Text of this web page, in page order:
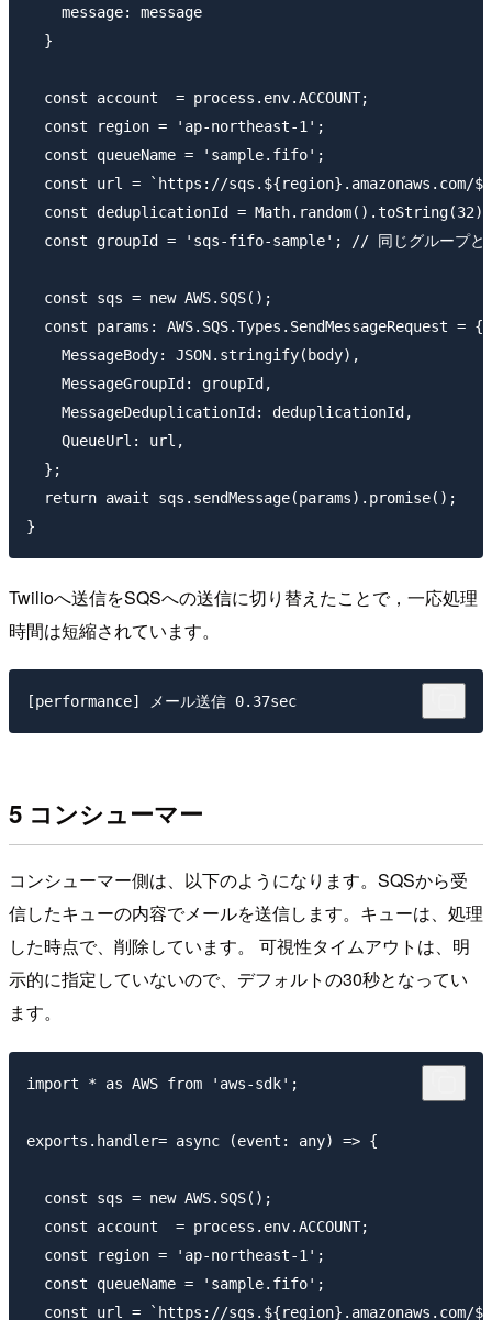
    message: message
  }
  const account  = process.env.ACCOUNT;
  const region = 'ap-northeast-1';
  const queueName = 'sample.fifo';
const url = `https://sqs.${region}.amazonaws.com/
const deduplicationId =
const groupId = 'sqs-fifo-sample'; // 同じグループと
  const sqs = new AWS.SQS();
  const params: AWS.SQS.Types.SendMessageRequest = {
    MessageBody: JSON.stringify(body),
    MessageGroupId: groupId,
    MessageDeduplicationId: deduplicationId,
    QueueUrl: url,
  };
  return await sqs.sendMessage(params).promise();
Twilioへ送信をSQSへの送信に切り替えたことで，一応処理
時間は短縮されています。
5 コンシューマー
コンシューマー側は、以下のようになります。SQSから受
信したキューの内容でメールを送信します。キューは、処理
した時点で、削除しています。 可視性タイムアウトは、明
示的に指定していないので、デフォルトの30秒となってい
ます。
import * as AWS from 'aws-sdk';
exports.handler= async (event: any) => {
  const sqs = new AWS.SQS();
  const account  = process.env.ACCOUNT;
  const region = 'ap-northeast-1';
  const queueName = 'sample.fifo';
const url = `https://sqs.${region}.amazonaws.com/